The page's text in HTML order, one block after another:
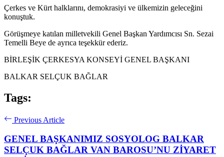
Çerkes ve Kürt halklarını, demokrasiyi ve ülkemizin geleceğini
konuştuk.
Görüşmeye katılan milletvekili Genel Başkan Yardımcısı Sn. Sezai
Temelli Beye de ayrıca teşekkür ederiz.
BİRLEŞİK ÇERKESYA KONSEYİ GENEL BAŞKANI
BALKAR SELÇUK BAĞLAR
Tags:
Previous Article
GENEL BAŞKANIMIZ SOSYOLOG BALKAR
SELÇUK BAĞLAR VAN BAROSU’NU ZİYARET